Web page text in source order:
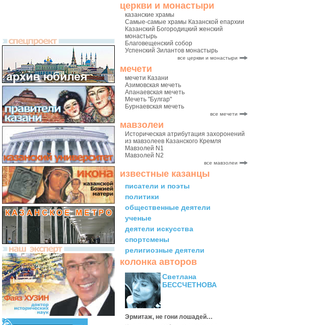
церкви и монастыри
казанские храмы
Самые-самые храмы Казанской епархии
Казанский Богородицкий женский
монастырь
Благовещенский собор
Успенский Зилантов монастырь
все церкви и монастыри
мечети
мечети Казани
Азимовская мечеть
Апанаевская мечеть
Мечеть "Булгар"
Бурнаевская мечеть
все мечети
мавзолеи
Историческая атрибутация захоронений
из мавзолеев Казанского Кремля
Мавзолей N1
Мавзолей N2
все мавзолеи
известные казанцы
писатели и поэты
политики
общественные деятели
ученые
деятели искусства
спортсмены
религиозные деятели
колонка авторов
Светлана
БЕССЧЕТНОВА
Эрмитаж, не гони лошадей…